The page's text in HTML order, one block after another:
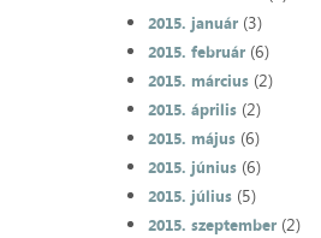
2015. január(3)
2015. február(6)
2015. március(2)
2015. április(2)
2015. május(6)
2015. június(6)
2015. július(5)
2015. szeptember(2)